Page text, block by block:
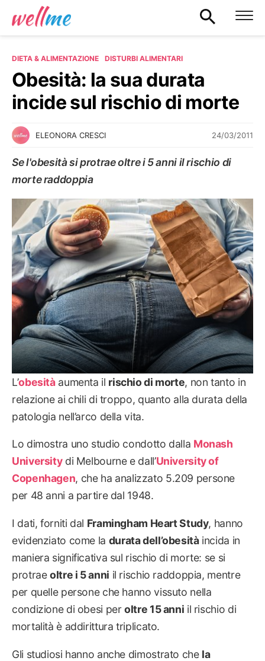
DIETA & ALIMENTAZIONE DISTURBI ALIMENTARI
Obesità: la sua durata
incide sul rischio di morte
ELEONORA CRESCI 24/03/2011
Se l'obesità si protrae oltre i 5 anni il rischio di
morte raddoppia
DISTURBI ALIMENTARI
L’obesitàaumenta il rischio di morte, non tanto in
relazione ai chili di troppo, quanto alla durata della
patologia nell’arco della vita.
Lo dimostra uno studio condotto dalla Monash
Universitydi Melbourne e dall’University of
Copenhagen, che ha analizzato 5.209 persone
per 48 anni a partire dal 1948.
I dati, forniti dal Framingham Heart Study, hanno
evidenziato come la durata dell’obesitàincida in
maniera significativa sul rischio di morte: se si
protraeoltre i 5 anni il rischio raddoppia, mentre
per quelle persone che hanno vissuto nella
condizione di obesi peroltre 15 anni il rischio di
mortalità è addirittura triplicato.
Gli studiosi hanno anche dimostrato che la